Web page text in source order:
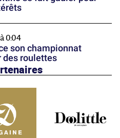
0:04
son championnat
des roulettes